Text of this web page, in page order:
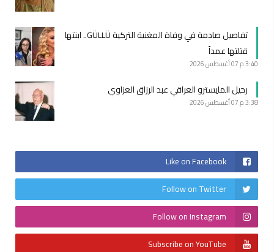
تفاصيل صادمة في وفاة المغنية التركية GÜLLÜ.. ابنتها
قتلتها عمداً
3:40 م 07 أغسطس 2026
رحيل المايسترو العراقي عبد الرزاق العزاوي
3:38 م 07 أغسطس 2026
Like on Facebook
Follow on Twitter
Follow on Instagram
Subscribe on YouTube